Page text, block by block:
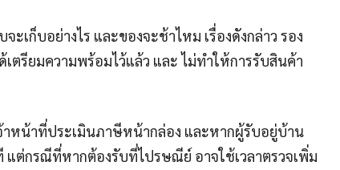
เก็บอย่างไร และของจะช้าไหม เรื่องดังกล่าว รอง
ตรียมความพร้อมไว้แล้ว และ ไม่ทำให้การรับสินค้า
าหน้าที่ประเมินภาษีหน้ากล่อง และหากผู้รับอยู่บ้าน
แต่กรณีที่หากต้องรับที่ไปรษณีย์ อาจใช้เวลาตรวจเพิ่ม